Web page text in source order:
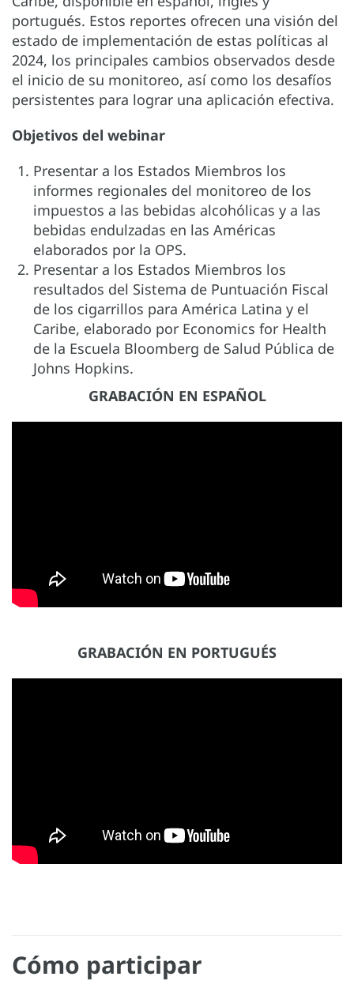
portugués. Estos reportes ofrecen una visión del
estado de implementación de estas políticas al
2024, los principales cambios observados desde
el inicio de su monitoreo, así como los desafíos
persistentes para lograr una aplicación efectiva.
Objetivos del webinar
Presentar a los Estados Miembros los
informes regionales del monitoreo de los
impuestos a las bebidas alcohólicas y a las
bebidas endulzadas en las Américas
elaborados por la OPS.
Presentar a los Estados Miembros los
resultados del Sistema de Puntuación Fiscal
de los cigarrillos para América Latina y el
Caribe, elaborado por Economics for Health
de la Escuela Bloomberg de Salud Pública de
Johns Hopkins.
GRABACIÓN EN ESPAÑOL
GRABACIÓN EN PORTUGUÉS
Cómo participar